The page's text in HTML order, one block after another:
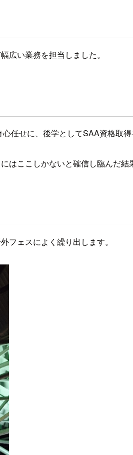
広い業務を担当しました。
任せに、後学としてSAA資格取
ここしかないと確信し臨んだ結
フェスによく繰り出します。